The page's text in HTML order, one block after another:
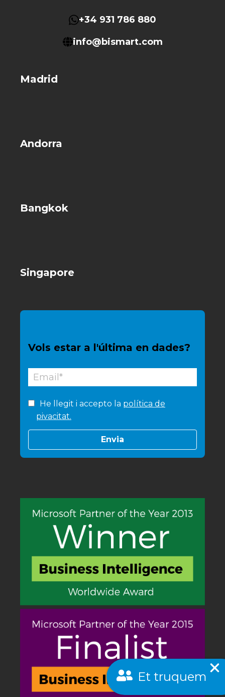
Et truquem
+34 931 786 880
info@bismart.com
Madrid
Andorra
Bangkok
Singapore
Vols estar a l'última en dades?
He llegit i accepto la política de
pivacitat.